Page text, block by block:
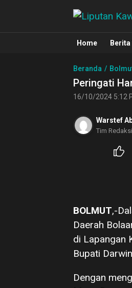
Liputan
Berita
Home
Beranda
Peringati
16/10/2024 5:12
Warstef
Tim Redaksi
BOLMUT,-
Daerah
di Lapangan
Bupati
Dengan